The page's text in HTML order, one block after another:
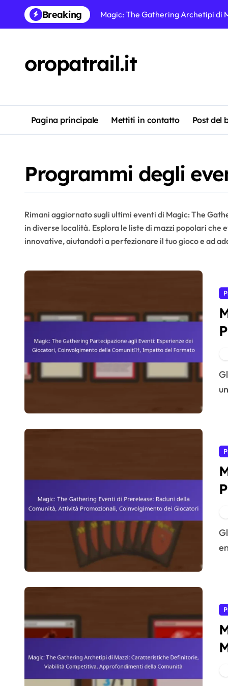
content
Breaking
Strategie per le carte prerelease
Magic: The Gathering promozioni
Confronto dei Codici
Magic: The Gathering
oropatrail.it
Pagina principale Mettiti in contatto Post del
Programmi degli
Rimani aggiornato sugli ultimi eventi di Magic: The
in diverse località. Esplora le liste di mazzi popolari
innovative, aiutandoti a perfezionare il tuo gioco e ad
Gli eventi di Magic: The Gathering offrono ai giocatori
Gli eventi di prerelease di Magic: The Gathering sono